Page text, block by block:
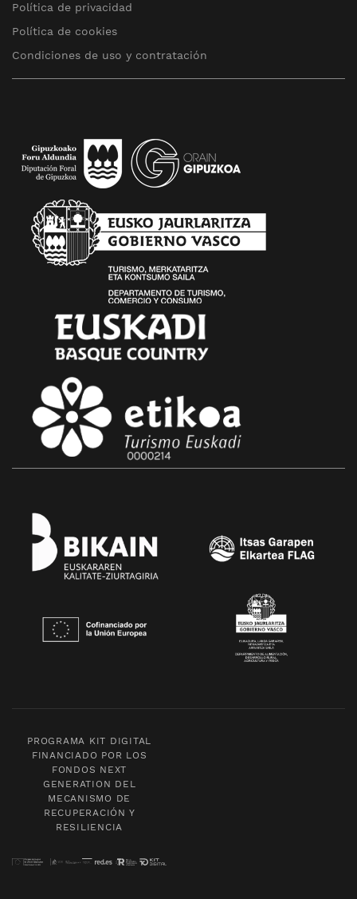
Política de privacidad
Política de cookies
Condiciones de uso y contratación
PROGRAMA KIT DIGITAL
FINANCIADO POR LOS
FONDOS NEXT
GENERATION DEL
MECANISMO DE
RECUPERACIÓN Y
RESILIENCIA